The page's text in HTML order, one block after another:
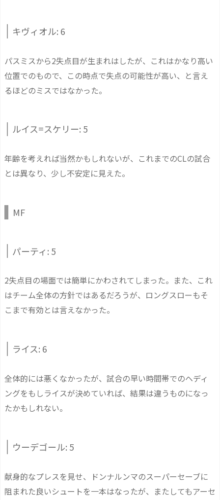
キヴィオル: 6
パスミスから2失点目が生まれはしたが、これはかなり高い
位置でのもので、この時点で失点の可能性が高い、と言え
るほどのミスではなかった。
ルイス=スケリー: 5
年齢を考えれば当然かもしれないが、これまでのCLの試合
とは異なり、少し不安定に見えた。
MF
パーティ: 5
2失点目の場面では簡単にかわされてしまった。また、これ
はチーム全体の方針ではあるだろうが、ロングスローもそ
こまで有効とは言えなかった。
ライス: 6
全体的には悪くなかったが、試合の早い時間帯でのヘディ
ングをもしライスが決めていれば、結果は違うものになっ
たかもしれない。
ウーデゴール: 5
献身的なプレスを見せ、ドンナルンマのスーパーセーブに
阻まれた良いシュートを一本はなったが、またしてもアーセ